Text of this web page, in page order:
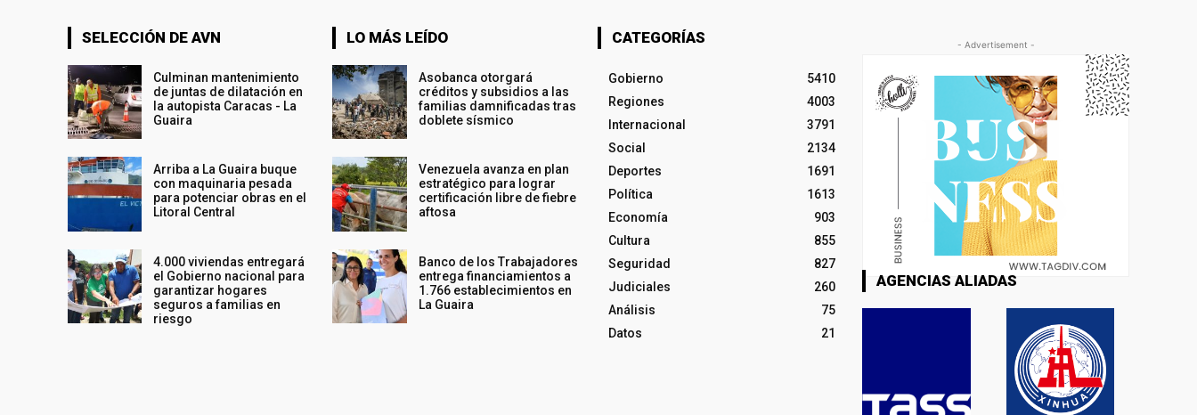
SELECCIÓN DE AVN
Culminan mantenimiento
de juntas de dilatación en
la autopista Caracas - La
Guaira
Arriba a La Guaira buque
con maquinaria pesada
para potenciar obras en el
Litoral Central
4.000 viviendas entregará
el Gobierno nacional para
garantizar hogares
seguros a familias en
riesgo
LO MÁS LEÍDO
Asobanca otorgará
créditos y subsidios a las
familias damnificadas tras
doblete sísmico
Venezuela avanza en plan
estratégico para lograr
certificación libre de fiebre
aftosa
Banco de los Trabajadores
entrega financiamientos a
1.766 establecimientos en
La Guaira
CATEGORÍAS
Gobierno
5410
Regiones
4003
Internacional
3791
Social
2134
Deportes
1691
Política
1613
Economía
903
Cultura
855
Seguridad
827
Judiciales
260
Análisis
75
Datos
21
- Advertisement -
AGENCIAS ALIADAS